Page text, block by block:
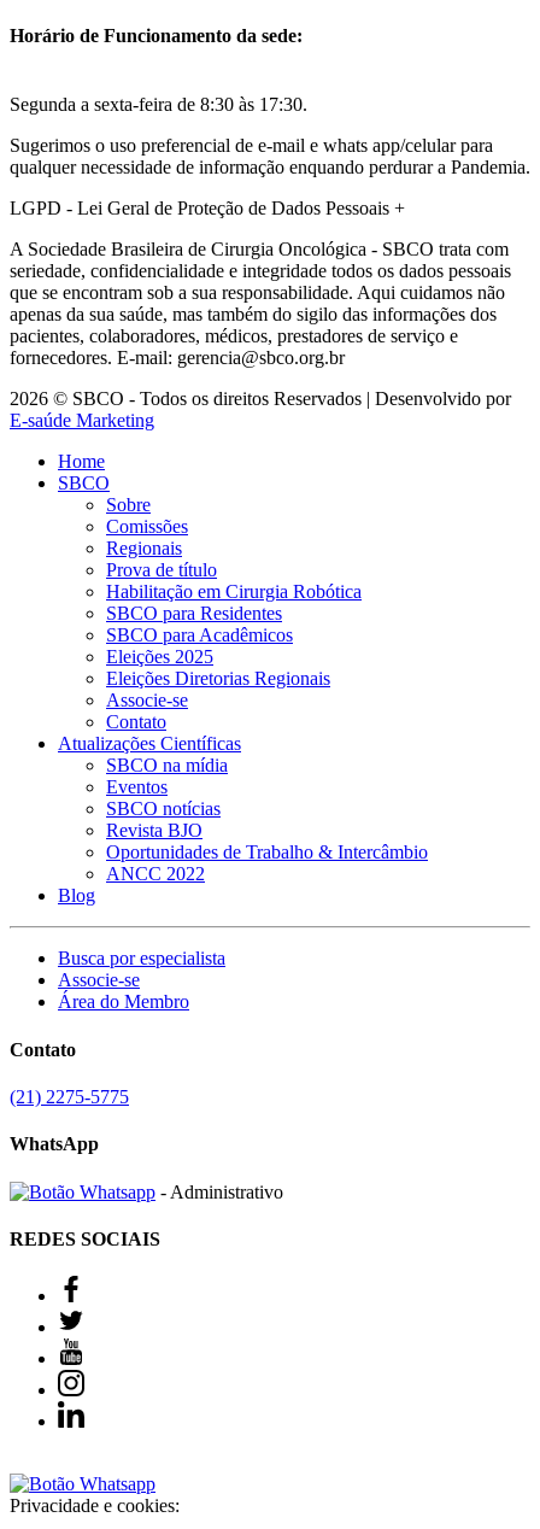
Horário de Funcionamento da sede:
Segunda a sexta-feira de 8:30 às 17:30.
Sugerimos o uso preferencial de e-mail e whats app/celular para
qualquer necessidade de informação enquando perdurar a Pandemia.
LGPD - Lei Geral de Proteção de Dados Pessoais +
A Sociedade Brasileira de Cirurgia Oncológica - SBCO trata com
seriedade, confidencialidade e integridade todos os dados pessoais
que se encontram sob a sua responsabilidade. Aqui cuidamos não
apenas da sua saúde, mas também do sigilo das informações dos
pacientes, colaboradores, médicos, prestadores de serviço e
fornecedores. E-mail: gerencia@sbco.org.br
2026 © SBCO - Todos os direitos Reservados | Desenvolvido por
E-saúde Marketing
Home
SBCO
Sobre
Comissões
Regionais
Prova de título
Habilitação em Cirurgia Robótica
SBCO para Residentes
SBCO para Acadêmicos
Eleições 2025
Eleições Diretorias Regionais
Associe-se
Contato
Atualizações Científicas
SBCO na mídia
Eventos
SBCO notícias
Revista BJO
Oportunidades de Trabalho & Intercâmbio
ANCC 2022
Blog
Busca por especialista
Associe-se
Área do Membro
Contato
(21) 2275-5775
WhatsApp
- Administrativo
REDES SOCIAIS
Privacidade e cookies: